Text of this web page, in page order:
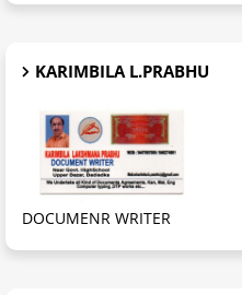
KARIMBILA L.PRABHU
DOCUMENR WRITER